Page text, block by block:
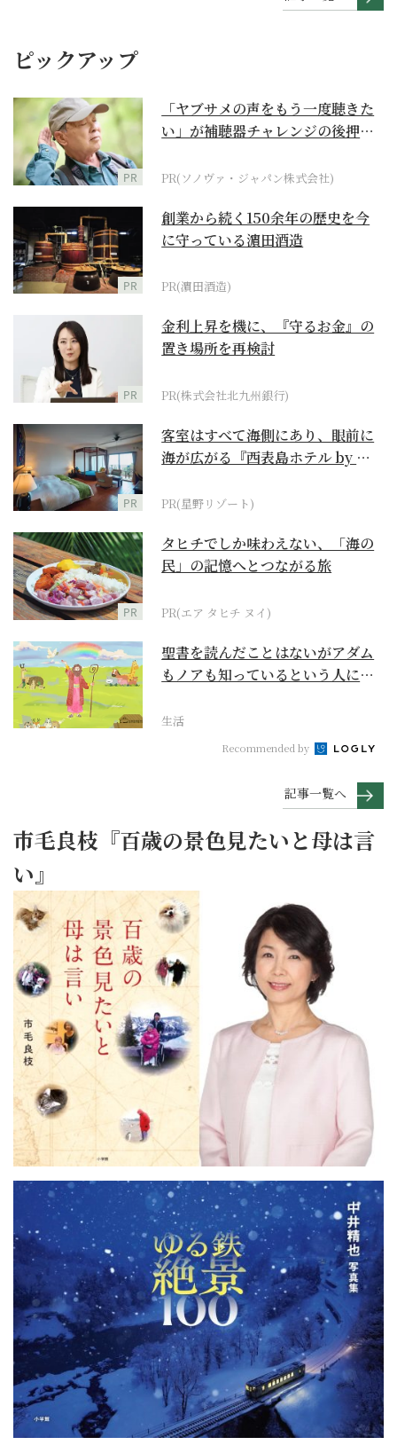
ピックアップ
PR
「ヤブサメの声をもう一度聴きた
い」が補聴器チャレンジの後押し
PR(ソノヴァ・ジャパン株式会社)
PR
創業から続く150余年の歴史を今
に守っている濵田酒造
PR(濵田酒造)
PR
金利上昇を機に、『守るお金』の
置き場所を再検討
PR(株式会社北九州銀行)
PR
客室はすべて海側にあり、眼前に
海が広がる『西表島ホテル by 星
PR(星野リゾート)
PR
タヒチでしか味わえない、「海の
民」の記憶へとつながる旅
PR(エア タヒチ ヌイ)
聖書を読んだことはないがアダム
もノアも知っているという人に
生活
Recommended by
記事一覧へ
市毛良枝『百歳の景色見たいと母は言
い』